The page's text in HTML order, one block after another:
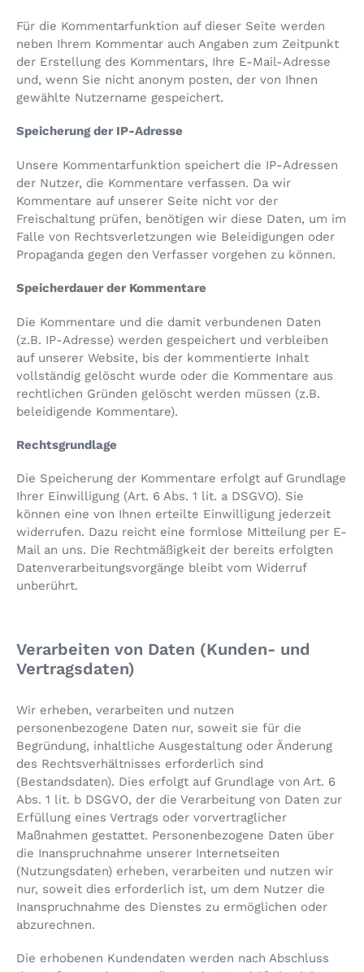
Für die Kommentarfunktion auf dieser Seite werden
neben Ihrem Kommentar auch Angaben zum Zeitpunkt
der Erstellung des Kommentars, Ihre E-Mail-Adresse
und, wenn Sie nicht anonym posten, der von Ihnen
gewählte Nutzername gespeichert.
Speicherung der IP-Adresse
Unsere Kommentarfunktion speichert die IP-Adressen
der Nutzer, die Kommentare verfassen. Da wir
Kommentare auf unserer Seite nicht vor der
Freischaltung prüfen, benötigen wir diese Daten, um im
Falle von Rechtsverletzungen wie Beleidigungen oder
Propaganda gegen den Verfasser vorgehen zu können.
Speicherdauer der Kommentare
Die Kommentare und die damit verbundenen Daten
(z.B. IP-Adresse) werden gespeichert und verbleiben
auf unserer Website, bis der kommentierte Inhalt
vollständig gelöscht wurde oder die Kommentare aus
rechtlichen Gründen gelöscht werden müssen (z.B.
beleidigende Kommentare).
Rechtsgrundlage
Die Speicherung der Kommentare erfolgt auf Grundlage
Ihrer Einwilligung (Art. 6 Abs. 1 lit. a DSGVO). Sie
können eine von Ihnen erteilte Einwilligung jederzeit
widerrufen. Dazu reicht eine formlose Mitteilung per E-
Mail an uns. Die Rechtmäßigkeit der bereits erfolgten
Datenverarbeitungsvorgänge bleibt vom Widerruf
unberührt.
Verarbeiten von Daten (Kunden- und
Vertragsdaten)
Wir erheben, verarbeiten und nutzen
personenbezogene Daten nur, soweit sie für die
Begründung, inhaltliche Ausgestaltung oder Änderung
des Rechtsverhältnisses erforderlich sind
(Bestandsdaten). Dies erfolgt auf Grundlage von Art. 6
Abs. 1 lit. b DSGVO, der die Verarbeitung von Daten zur
Erfüllung eines Vertrags oder vorvertraglicher
Maßnahmen gestattet. Personenbezogene Daten über
die Inanspruchnahme unserer Internetseiten
(Nutzungsdaten) erheben, verarbeiten und nutzen wir
nur, soweit dies erforderlich ist, um dem Nutzer die
Inanspruchnahme des Dienstes zu ermöglichen oder
abzurechnen.
Die erhobenen Kundendaten werden nach Abschluss